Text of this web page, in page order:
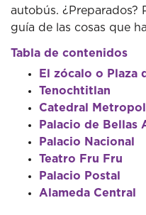
autobús. ¿Preparados?
guía de las cosas que
Tabla de contenidos
El zócalo o Plaza
Tenochtitlan
Catedral
Palacio de Bellas
Palacio Nacional
Teatro Fru Fru
Palacio Postal
Alameda Central